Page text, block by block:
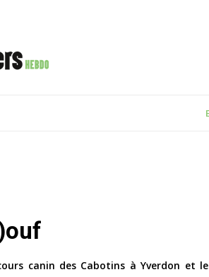
canin des Cabotins à Yverdon et